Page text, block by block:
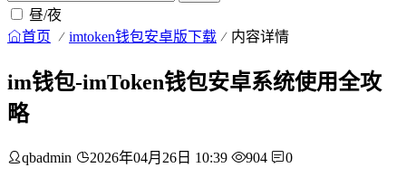
昼/夜
首页 imtoken钱包安卓版下载 内容详情
im钱包-imToken钱包安卓系统使用全攻
略
qbadmin 2026年04月26日 10:39 904 0